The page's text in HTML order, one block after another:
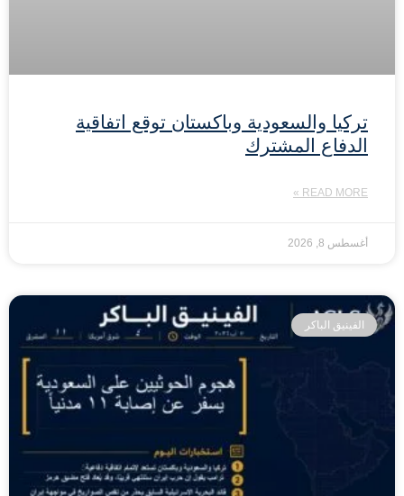
تركيا والسعودية وباكستان توقع اتفاقية
الدفاع المشترك
READ MORE »
أغسطس 8, 2026
الفينيق الباكر